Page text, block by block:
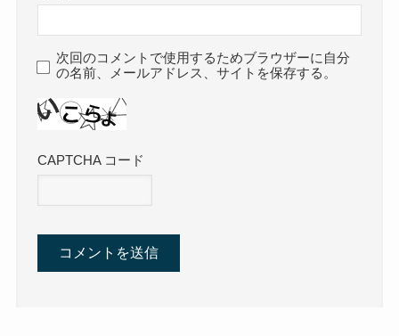
次回のコメントで使用するためブラウザーに自分
の名前、メールアドレス、サイトを保存する。
CAPTCHA コード